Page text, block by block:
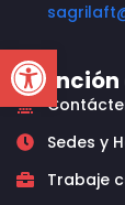
Open toolbar
Sedes y
Trabaje